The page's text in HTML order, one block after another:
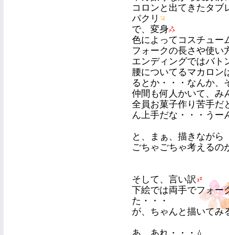
コロンと出てきたタブ
パクリ
で、変身
色によってコスチュー
フォークの長さや使い
エンディングではバト
腰についてるマカロン
るとか・・・なんか、
仲間も何人かいて、み
全員お菓子作り苦手だ
ん上手だな・・・うー
と、まぁ、描きながら
ごちゃごちゃ考えるの
そして、言い訳
下絵では両手でフォー
た・・・
が、ちゃんと描いてみ
あ、あれ・・・